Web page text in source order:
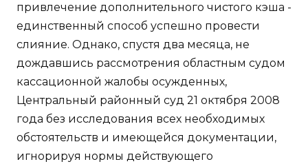
привлечение дополнительного чистого кэша -
единственный способ успешно провести
слияние. Однако, спустя два месяца, не
дождавшись рассмотрения областным судом
кассационной жалобы осужденных,
Центральный районный суд 21 октября 2008
года без исследования всех необходимых
обстоятельств и имеющейся документации,
игнорируя нормы действующего